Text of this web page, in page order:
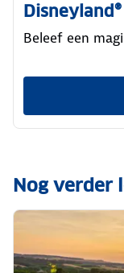
Beleef een
Nog verder